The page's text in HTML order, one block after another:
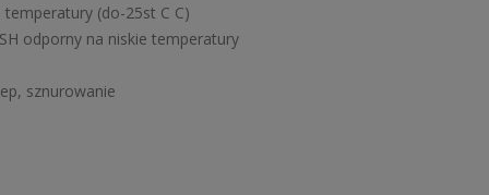
(do-25st C C)
odporny na niskie temperatury
sznurowanie